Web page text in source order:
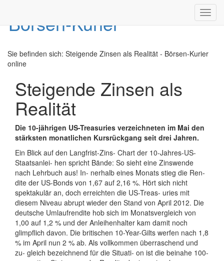
Sie befinden sich: Steigende Zinsen als Realität - Börsen-Kurier
online
Steigende Zinsen als
Realität
Die 10-jährigen US-Treasuries verzeichneten im Mai den
stärksten monatlichen Kursrückgang seit drei Jahren.
Ein Blick auf den Langfrist-Zins- Chart der 10-Jahres-US-
Staatsanlei- hen spricht Bände: So sieht eine Zinswende
nach Lehrbuch aus! In- nerhalb eines Monats stieg die Ren-
dite der US-Bonds von 1,67 auf 2,16 %. Hört sich nicht
spektakulär an, doch erreichten die US-Treas- uries mit
diesem Niveau abrupt wieder den Stand von April 2012. Die
deutsche Umlaufrendite hob sich im Monatsvergleich von
1,00 auf 1,2 % und der Anleihenhalter kam damit noch
glimpflich davon. Die britischen 10-Year-Gilts werfen nach 1,8
% im April nun 2 % ab. Als vollkommen überraschend und
zu- gleich bezeichnend für die Situati- on ist die beinahe 100-